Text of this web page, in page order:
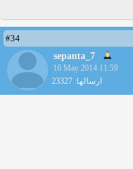
#34
sepanta_7
16 May 2014 11:59
ارسالها: 23327